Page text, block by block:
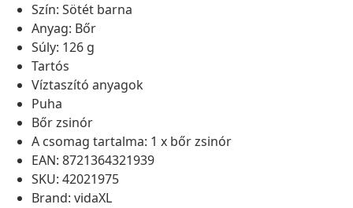
Szín: Sötét barna
Anyag: Bőr
Súly: 126 g
Tartós
Víztaszító anyagok
Puha
Bőr zsinór
A csomag tartalma: 1 x bőr zsinór
EAN: 8721364321939
SKU: 42021975
Brand: vidaXL